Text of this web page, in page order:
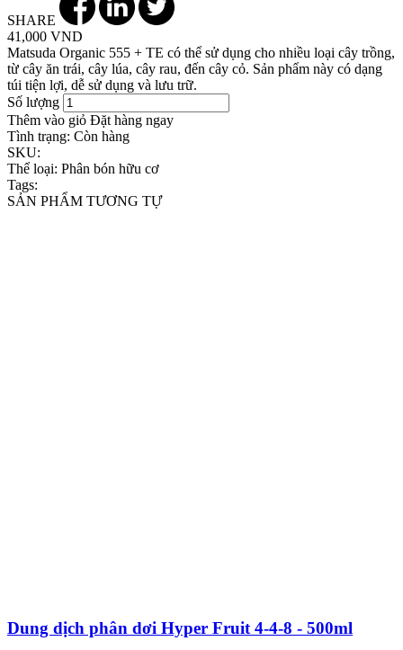
SHARE
41,000 VND
Matsuda Organic 555 + TE có thể sử dụng cho nhiều loại cây trồng,
từ cây ăn trái, cây lúa, cây rau, đến cây cỏ. Sản phẩm này có dạng
túi tiện lợi, dễ sử dụng và lưu trữ.
Số lượng
Thêm vào giỏ Đặt hàng ngay
Tình trạng: Còn hàng
SKU:
Thể loại: Phân bón hữu cơ
Tags:
SẢN PHẨM TƯƠNG TỰ
Dung dịch phân dơi Hyper Fruit 4-4-8 - 500ml